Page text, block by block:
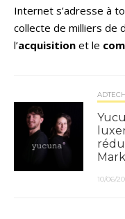
Internet s’adresse à
collecte de milliers de
l’acquisition et le
10/06/